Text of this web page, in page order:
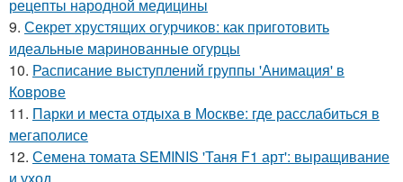
рецепты народной медицины
9. Секрет хрустящих огурчиков: как приготовить
идеальные маринованные огурцы
10. Расписание выступлений группы 'Анимация' в
Коврове
11. Парки и места отдыха в Москве: где расслабиться в
мегаполисе
12. Семена томата SEMINIS 'Таня F1 арт': выращивание
и уход